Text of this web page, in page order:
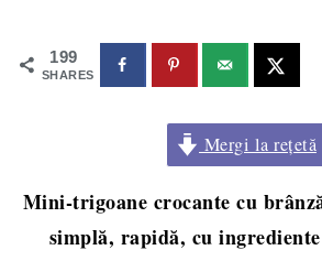
199
SHARES
Mergi la rețetă
Mini-trigoane crocante cu
simplă, rapidă, cu